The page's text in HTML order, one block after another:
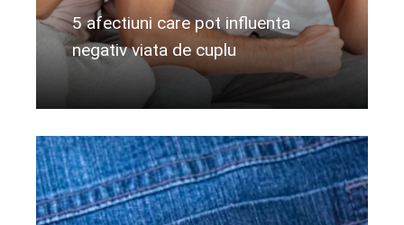
5 afectiuni care pot influenta
negativ viata de cuplu